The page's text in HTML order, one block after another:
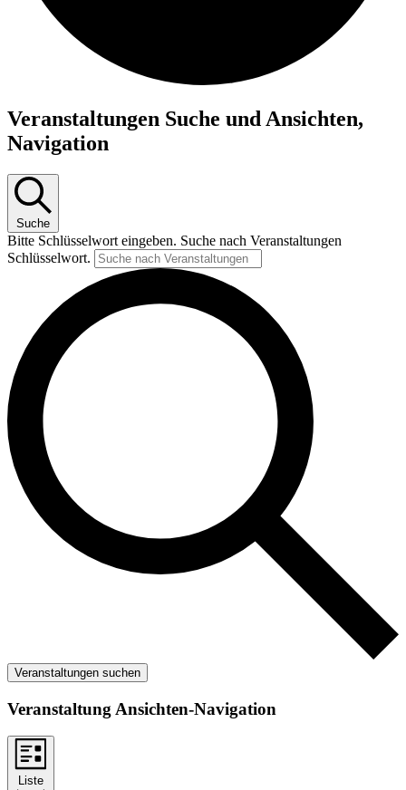
Veranstaltungen
Veranstaltungen Suche und Ansichten,
Navigation
Suche
Bitte Schlüsselwort eingeben. Suche nach Veranstaltungen
Schlüsselwort.
Veranstaltungen suchen
Veranstaltung Ansichten-Navigation
Liste